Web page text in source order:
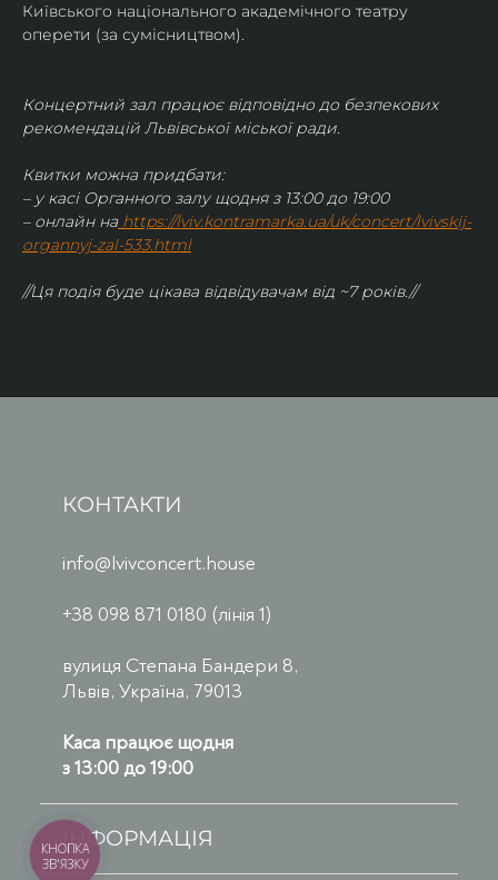
Київського національного академічного театру
оперети (за сумісництвом).
Концертний зал працює відповідно до безпекових
рекомендацій Львівської міської ради.
Квитки можна придбати:
– у касі Органного залу щодня з 13:00 до 19:00
– онлайн на https://lviv.kontramarka.ua/uk/concert/lvivskij-
organnyj-zal-533.html
//Ця подія буде цікава відвідувачам від ~7 років.//
КОНТАКТИ
info@lvivconcert.house
+38 098 871 0180 (лінія 1)
вулиця Степана Бандери 8,
Львів, Україна, 79013
Каса працює щодня
з 13:00 до 19:00
ІНФОРМАЦІЯ
КНОПКА
ЗВ'ЯЗКУ